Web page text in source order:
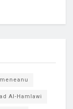
Al-Hamlawi